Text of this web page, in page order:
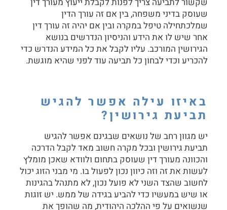
שעוסק בדיני משפחה, בין אם זה עורך הדין
שמלכתחילה טיפל במקרה ובין אם יהיה זה עורך דין
אחר שיש לו את הידע והניסיון הנדרשים בנושא
הגירושין המורכב. עליו לקבל את כל המידע הנדרש כדי
להכריע וכדי לבחון כל תביעה עוד לפני שהיא מוגשת.
באיזו עילה אפשר להגיש
תביעת גירושין?
יש מגוון רחב של נושאים שבגינם אפשר להגיש
תביעת גירושין ובכל מקרה חשוב מאד לקבל הדרכה
והכוונה מעורך דין שעוסק בתחום ולוודא שאכן מומלץ
לעשות את זה וזה כיוון נכון לפעול בו. מי מבני הזוג יכול
לחשוב שהצד השני לא פועל נכון, לא מתנהל בהגינות
או שיש במעשיו כדי להביע בגידה של ממש. יש זוגות
שנשואים על פי ההלכה היהודית, מה שהופך את